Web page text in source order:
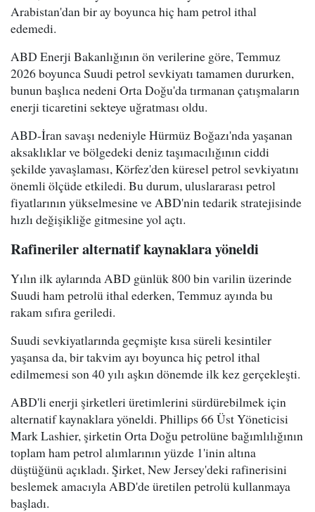
Arabistan'dan bir ay boyunca hiç ham petrol ithal
edemedi.
ABD Enerji Bakanlığının ön verilerine göre, Temmuz
2026 boyunca Suudi petrol sevkiyatı tamamen dururken,
bunun başlıca nedeni Orta Doğu'da tırmanan çatışmaların
enerji ticaretini sekteye uğratması oldu.
ABD-İran savaşı nedeniyle Hürmüz Boğazı'nda yaşanan
aksaklıklar ve bölgedeki deniz taşımacılığının ciddi
şekilde yavaşlaması, Körfez'den küresel petrol sevkiyatını
önemli ölçüde etkiledi. Bu durum, uluslararası petrol
fiyatlarının yükselmesine ve ABD'nin tedarik stratejisinde
hızlı değişikliğe gitmesine yol açtı.
Rafineriler alternatif kaynaklara yöneldi
Yılın ilk aylarında ABD günlük 800 bin varilin üzerinde
Suudi ham petrolü ithal ederken, Temmuz ayında bu
rakam sıfıra geriledi.
Suudi sevkiyatlarında geçmişte kısa süreli kesintiler
yaşansa da, bir takvim ayı boyunca hiç petrol ithal
edilmemesi son 40 yılı aşkın dönemde ilk kez gerçekleşti.
ABD'li enerji şirketleri üretimlerini sürdürebilmek için
alternatif kaynaklara yöneldi. Phillips 66 Üst Yöneticisi
Mark Lashier, şirketin Orta Doğu petrolüne bağımlılığının
toplam ham petrol alımlarının yüzde 1'inin altına
düştüğünü açıkladı. Şirket, New Jersey'deki rafinerisini
beslemek amacıyla ABD'de üretilen petrolü kullanmaya
başladı.